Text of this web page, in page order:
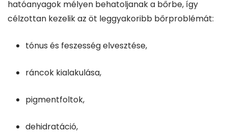
hatóanyagok mélyen behatoljanak a bőrbe, így
célzottan kezelik az öt leggyakoribb bőrproblémát:
tónus és feszesség elvesztése,
ráncok kialakulása,
pigmentfoltok,
dehidratáció,